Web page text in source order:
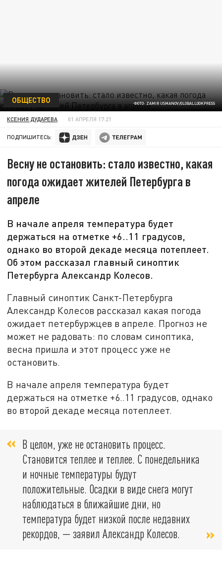
ФОТО: ZAMIR USMANOV/GLOBALLOOKPRESS
ОБЩЕСТВО
КСЕНИЯ ДУДАРЕВА 01 АПРЕЛЯ 17:21
ПОДПИШИТЕСЬ:
Весну не остановить: стало известно, какая
погода ожидает жителей Петербурга в
апреле
В начале апреля температура будет
держаться на отметке +6..11 градусов,
однако во второй декаде месяца потеплеет.
Об этом рассказал главный синоптик
Петербурга Александр Колесов.
Главный синоптик Санкт-Петербурга
Александр Колесов рассказал какая погода
ожидает петербуржцев в апреле. Прогноз не
может не радовать: по словам синоптика,
весна пришла и этот процесс уже не
остановить.
В начале апреля температура будет
держаться на отметке +6..11 градусов, однако
во второй декаде месяца потеплеет.
В целом, уже не остановить процесс.
Становится теплее и теплее. С понедельника
и ночные температуры будут
положительные. Осадки в виде снега могут
наблюдаться в ближайшие дни, но
температура будет низкой после недавних
рекордов, — заявил Александр Колесов.